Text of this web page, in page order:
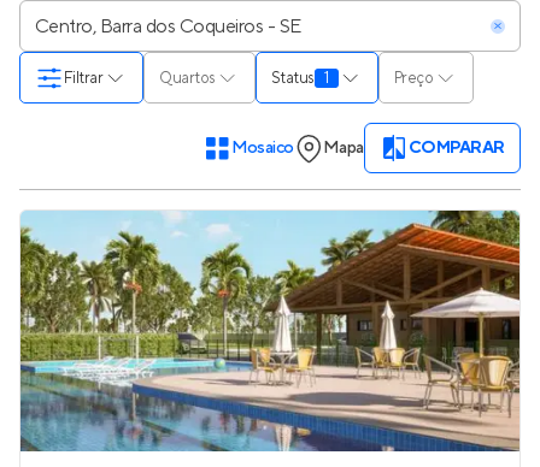
Quartos Status 1 Preço
Filtrar
Mosaico Mapa COMPARAR